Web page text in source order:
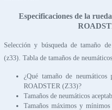
Especificaciones de la
Selección y búsqueda de tamaño
(z33). Tabla de tamaños de
¿Qué tamaño de
ROADSTER (Z33)?
Tamaños de neumáticos
Tamaños máximos y